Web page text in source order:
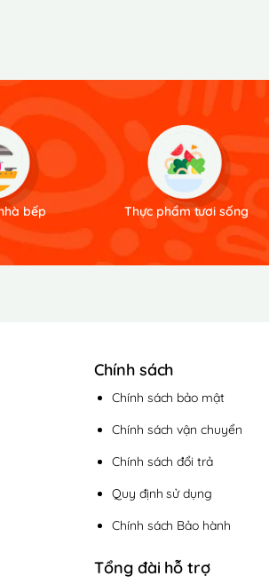
bếp Thực phẩm tươi sống
Chính sách
Chính sách bảo mật
Chính sách vận chuyển
Chính sách đổi trả
Quy định sử dụng
Chính sách Bảo hành
Tổng đài hỗ trợ